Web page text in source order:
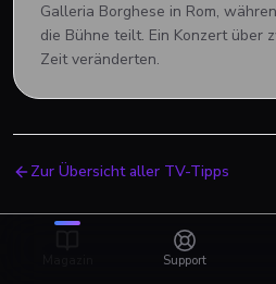
Galleria Borghese in Rom,
die Bühne teilt. Ein Konzert über
Zeit veränderten.
Zur Übersicht aller TV-Tipps
Support